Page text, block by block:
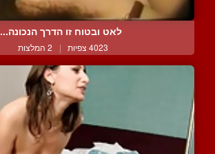
לאט ובטוח זו הדרך הנכונה...
4023 צפיות | 2 המלצות